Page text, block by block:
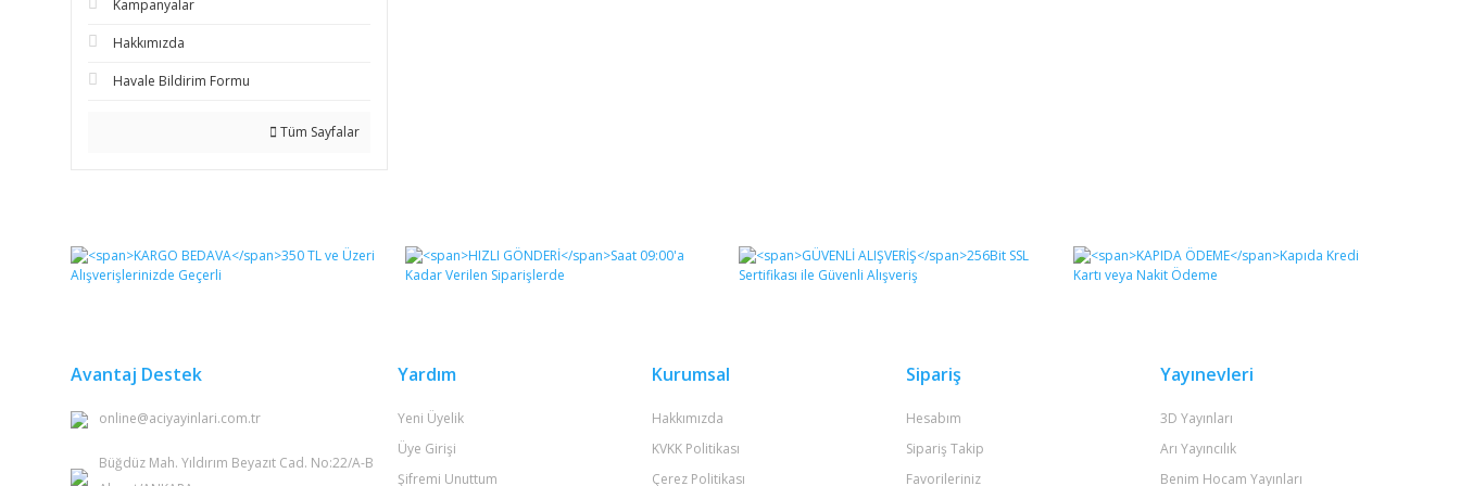
Kampanyalar
Hakkımızda
Havale Bildirim Formu
Tüm Sayfalar
Avantaj Destek
online@aciyayinlari.com.tr
Büğdüz Mah. Yıldırım Beyazıt Cad. No:22/A-B
Yardım
Yeni Üyelik
Üye Girişi
Şifremi Unuttum
Kurumsal
Hakkımızda
KVKK Politikası
Çerez Politikası
Sipariş
Hesabım
Sipariş Takip
Favorileriniz
Yayınevleri
3D Yayınları
Arı Yayıncılık
Benim Hocam Yayınları